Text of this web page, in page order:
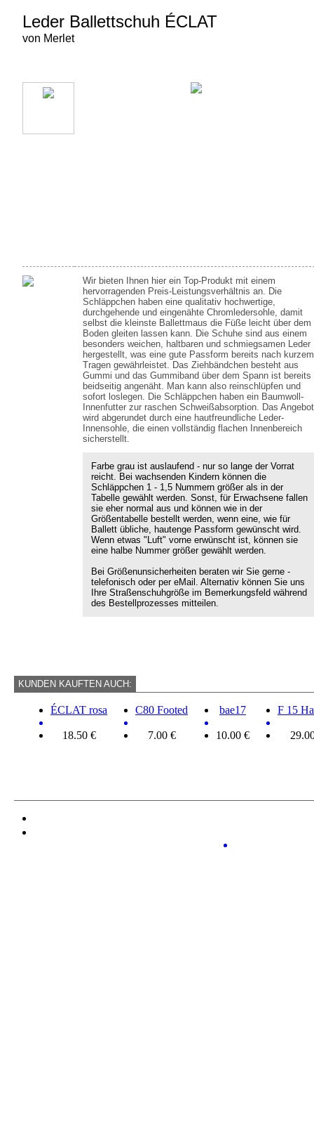
Leder Ballettschuh ÉCLAT
von Merlet
Wir bieten Ihnen hier ein Top-Produkt mit einem
hervorragenden Preis-Leistungsverhältnis an. Die
Schläppchen haben eine qualitativ hochwertige,
durchgehende und eingenähte Chromledersohle, damit
selbst die kleinste Ballettmaus die Füße leicht über dem
Boden gleiten lassen kann. Die Schuhe sind aus einem
besonders weichen, haltbaren und schmiegsamen Leder
hergestellt, was eine gute Passform bereits nach kurzem
Tragen gewährleistet. Das Ziehbändchen besteht aus
Gummi und das Gummiband über dem Spann ist bereits
beidseitig angenäht. Man kann also reinschlüpfen und
sofort loslegen. Die Schläppchen haben ein Baumwoll-
Innenfutter zur raschen Schweißabsorption. Das Angebot
wird abgerundet durch eine hautfreundliche Leder-
Innensohle, die einen vollständig flachen Innenbereich
sicherstellt.
Farbe grau ist auslaufend - nur so lange der Vorrat
reicht. Bei wachsenden Kindern können die
Schläppchen 1 - 1,5 Nummern größer als in der
Tabelle gewählt werden. Sonst, für Erwachsene fallen
sie eher normal aus und können wie in der
Größentabelle bestellt werden, wenn eine, wie für
Ballett übliche, hautenge Passform gewünscht wird.
Wenn etwas "Luft" vorne erwünscht ist, können sie
eine halbe Nummer größer gewählt werden.
Bei Größenunsicherheiten beraten wir Sie gerne -
telefonisch oder per eMail. Alternativ können Sie uns
Ihre Straßenschuhgröße im Bemerkungsfeld während
des Bestellprozesses mitteilen.
KUNDEN KAUFTEN AUCH:
ÉCLAT rosa
18.50 €
C80 Footed
7.00 €
bae17
10.00 €
F 15